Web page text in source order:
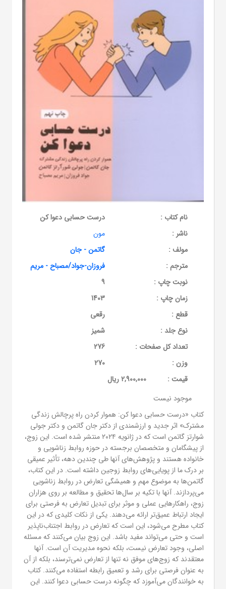
نام کتاب :
درست حسابی دعوا کن
ناشر :
مون
مولف :
گاتمن - جان
مترجم :
فروزان-جواد/مصباح - مریم
نوبت چاپ :
9
زمان چاپ :
1403
قطع :
رقعی
نوع جلد :
شمیز
تعداد کل صفحات :
276
وزن :
270
قيمت :
2,900,000 ریال
موجود نیست
کتاب «درست حسابی دعوا کن: هموار کردن راه پرچالش زندگی
مشترک» اثر جدید و ارزشمندی از دکتر جان گاتمن و دکتر جولی
شوارتز گاتمن است که در ژانویه ۲۰۲۴ منتشر شده است. این زوج،
از پیشگامان و متخصصان برجسته در حوزه روابط زناشویی و
خانواده هستند و پژوهش‌های آنها طی چندین دهه، تأثیر عمیقی
بر درک ما از پویایی‌های روابط زوجین داشته است. در این کتاب،
گاتمن‌ها به موضوع مهم و همیشگی تعارض در روابط زناشویی
می‌پردازند. آنها با تکیه بر سال‌ها تحقیق و مطالعه بر روی هزاران
زوج، راهکارهایی عملی و موثر برای تبدیل تعارض به فرصتی برای
ایجاد ارتباط عمیق‌تر ارائه می‌دهند. یکی از نکات کلیدی که در این
کتاب مطرح می‌شود، این است که تعارض در روابط اجتناب‌ناپذیر
است و حتی می‌تواند مفید باشد. این زوج بیان می‌کنند که مسئله
اصلی، وجود تعارض نیست، بلکه نحوه مدیریت آن است. آنها
معتقدند که زوج‌های موفق نه تنها از تعارض نمی‌ترسند، بلکه از آن
به عنوان فرصتی برای رشد و تعمیق رابطه استفاده می‌کنند. کتاب
به خوانندگان می‌آموزد که چگونه درست حسابی دعوا کنند. این